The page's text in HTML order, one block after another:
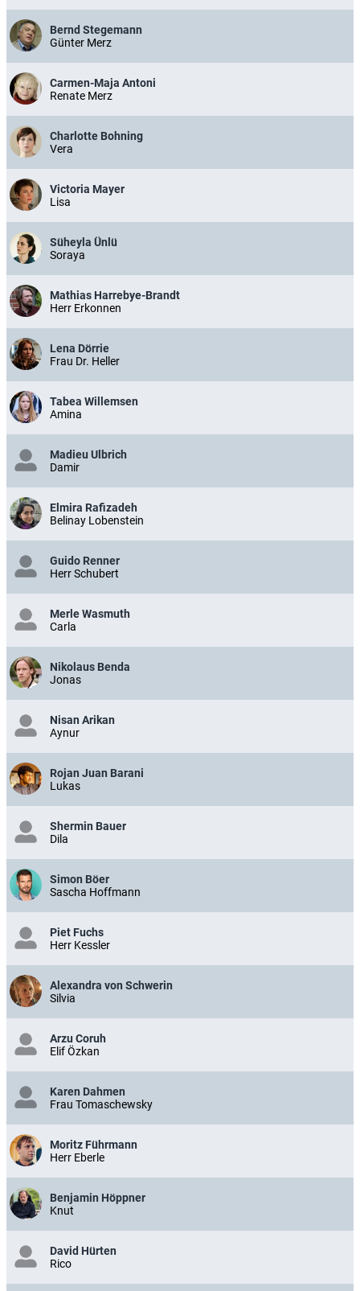
Bernd Stegemann
Günter Merz
Carmen-Maja Antoni
Renate Merz
Charlotte Bohning
Vera
Victoria Mayer
Lisa
Süheyla Ünlü
Soraya
Mathias Harrebye-Brandt
Herr Erkonnen
Lena Dörrie
Frau Dr. Heller
Tabea Willemsen
Amina
Madieu Ulbrich
Damir
Elmira Rafizadeh
Belinay Lobenstein
Guido Renner
Herr Schubert
Merle Wasmuth
Carla
Nikolaus Benda
Jonas
Nisan Arikan
Aynur
Rojan Juan Barani
Lukas
Shermin Bauer
Dila
Simon Böer
Sascha Hoffmann
Piet Fuchs
Herr Kessler
Alexandra von Schwerin
Silvia
Arzu Coruh
Elif Özkan
Karen Dahmen
Frau Tomaschewsky
Moritz Führmann
Herr Eberle
Benjamin Höppner
Knut
David Hürten
Rico